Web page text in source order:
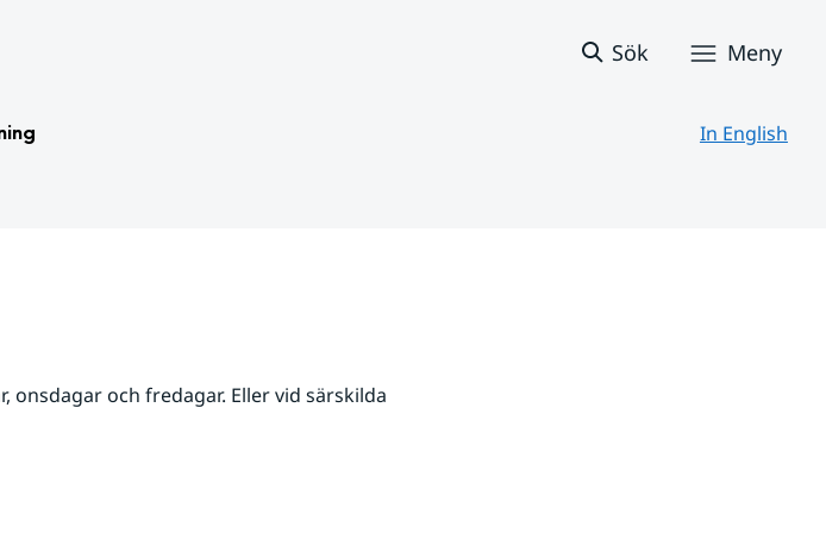
Sök Meny
In English
onsdagar och fredagar. Eller vid särskilda